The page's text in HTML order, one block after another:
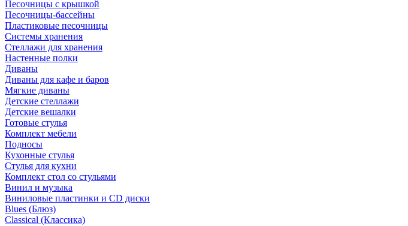
Песочницы с крышкой
Песочницы-бассейны
Пластиковые песочницы
Системы хранения
Стеллажи для хранения
Настенные полки
Диваны
Диваны для кафе и баров
Мягкие диваны
Детские стеллажи
Детские вешалки
Готовые стулья
Комплект мебели
Подносы
Кухонные стулья
Стулья для кухни
Комплект стол со стульями
Винил и музыка
Виниловые пластинки и CD диски
Blues (Блюз)
Classical (Классика)